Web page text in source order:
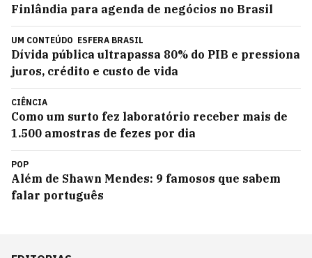
Finlândia para agenda de negócios no Brasil
UM CONTEÚDO ESFERA BRASIL
Dívida pública ultrapassa 80% do PIB e pressiona
juros, crédito e custo de vida
CIÊNCIA
Como um surto fez laboratório receber mais de
1.500 amostras de fezes por dia
POP
Além de Shawn Mendes: 9 famosos que sabem
falar português